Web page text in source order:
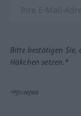
Bitte bestätigen Sie,
Häkchen setzen.*
*Pflichtfeld